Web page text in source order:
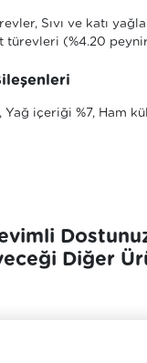
Sıvı ve katı
türevleri (%4.20
Yağ içeriği %7, Ham
Diğer